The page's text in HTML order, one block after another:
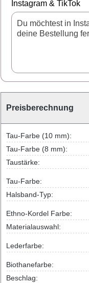
Instagram & TikTok
Preisberechnung
Tau-Farbe (10 mm):
Tau-Farbe (8 mm):
Taustärke:
Tau-Farbe:
Halsband-Typ:
Ethno-Kordel Farbe:
Materialauswahl:
Lederfarbe:
Biothanefarbe:
Beschlag: